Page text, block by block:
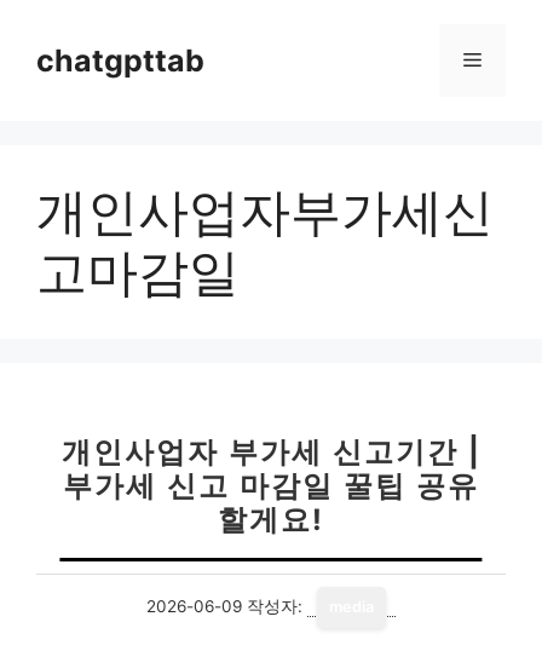
chatgpttab 메
개인사업자부가세신
고마감일
개인사업자 부가세 신고기간 |
부가세 신고 마감일 꿀팁 공유
할게요!
2026-06-09 작성자: